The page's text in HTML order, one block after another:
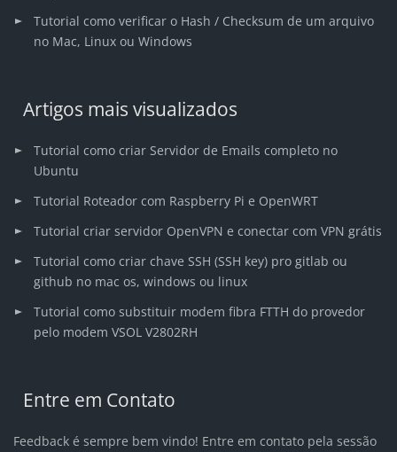
Tutorial como verificar o Hash / Checksum de um arquivo
no Mac, Linux ou Windows
Artigos mais visualizados
Tutorial como criar Servidor de Emails completo no
Ubuntu
Tutorial Roteador com Raspberry Pi e OpenWRT
Tutorial criar servidor OpenVPN e conectar com VPN grátis
Tutorial como criar chave SSH (SSH key) pro gitlab ou
github no mac os, windows ou linux
Tutorial como substituir modem fibra FTTH do provedor
pelo modem VSOL V2802RH
Entre em Contato
Feedback é sempre bem vindo! Entre em contato pela sessão